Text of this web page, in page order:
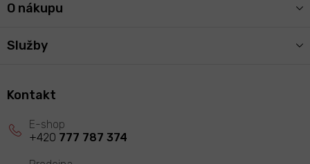
O nákupu
Služby
Kontakt
+420 777 787 374